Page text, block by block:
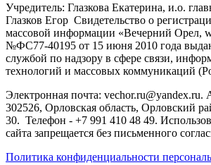
Учредитель: Глазкова Екатерина, и.о.
Глазков Егор Свидетельство о
массовой информации «Вечерний Орел,
№ФС77-40195 от 15 июня 2010 года
службой по надзору в сфере связи,
технологий и массовых коммуникаций
Электронная почта: vechor.ru@yandex.ru.
302526, Орловская область, Орловский
30. Телефон - +7 991 410 48 49.
сайта запрещается без письменного
Политика конфиденциальности